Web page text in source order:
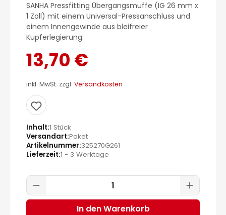
SANHA Pressfitting Übergangsmuffe (IG 26 mm x
1 Zoll) mit einem Universal-Pressanschluss und
einem Innengewinde aus bleifreier
Kupferlegierung.
13,70 €
inkl. MwSt. zzgl. Versandkosten
Inhalt 1 Stück
Versandart Paket
Artikelnummer 325270G261
Lieferzeit 1 - 3 Werktage
Produkt Anzahl: Gib den
In den Warenkorb